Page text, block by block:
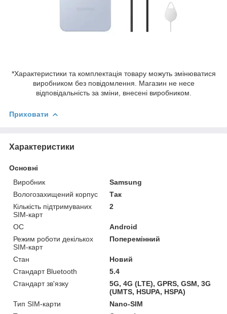
*Характеристики та комплектація товару можуть змінюватися
виробником без повідомлення. Магазин не несе
відповідальність за зміни, внесені виробником.
Приховати
Характеристики
Основні
Виробник
Samsung
Вологозахищений корпус
Так
Кількість підтримуваних
SIM-карт
2
ОС
Android
Режим роботи декількох
SIM-карт
Поперемінний
Стан
Новий
Стандарт Bluetooth
5.4
Стандарт зв'язку
5G, 4G (LTE), GPRS, GSM, 3G
(UMTS, HSUPA, HSPA)
Тип SIM-карти
Nano-SIM